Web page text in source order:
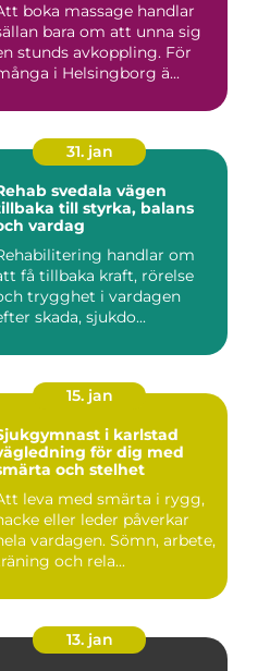
boka massage handlar
bara om att unna sig
stunds avkoppling. För
i Helsingborg ä...
31. jan
svedala vägen
till styrka, balans
vardag
handlar om
få tillbaka kraft, rörelse
trygghet i vardagen
skada, sjukdo...
15. jan
i karlstad
för dig med
och stelhet
leva med smärta i rygg,
eller leder påverkar
vardagen. Sömn, arbete,
och rela...
13. jan